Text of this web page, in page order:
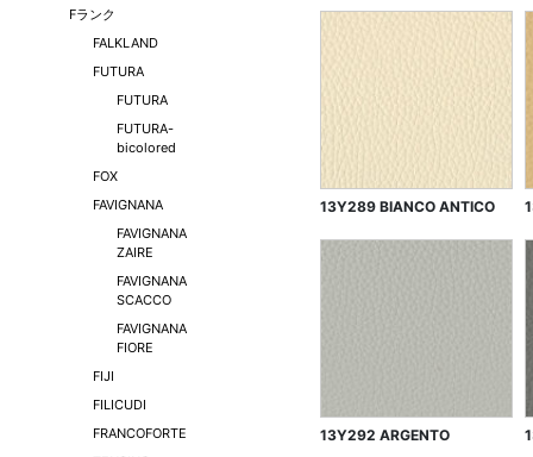
13Y289 BIANCO ANTICO
13Y292 ARGENTO
Fランク
FALKLAND
FUTURA
FUTURA
FUTURA-
bicolored
FOX
FAVIGNANA
FAVIGNANA
ZAIRE
FAVIGNANA
SCACCO
FAVIGNANA
FIORE
FIJI
FILICUDI
FRANCOFORTE